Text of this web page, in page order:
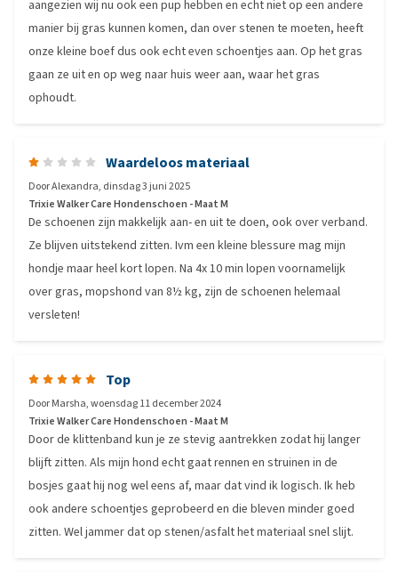
aangezien wij nu ook een pup hebben en echt niet op een andere
manier bij gras kunnen komen, dan over stenen te moeten, heeft
onze kleine boef dus ook echt even schoentjes aan. Op het gras
gaan ze uit en op weg naar huis weer aan, waar het gras
ophoudt.
Waardeloos materiaal
DoorAlexandra, dinsdag 3 juni 2025
Trixie Walker Care Hondenschoen - Maat M
De schoenen zijn makkelijk aan- en uit te doen, ook over verband.
Ze blijven uitstekend zitten. Ivm een kleine blessure mag mijn
hondje maar heel kort lopen. Na 4x 10 min lopen voornamelijk
over gras, mopshond van 8½ kg, zijn de schoenen helemaal
versleten!
Top
DoorMarsha,woensdag 11 december 2024
Trixie Walker Care Hondenschoen - Maat M
Door de klittenband kun je ze stevig aantrekken zodat hij langer
blijft zitten. Als mijn hond echt gaat rennen en struinen in de
bosjes gaat hij nog wel eens af, maar dat vind ik logisch. Ik heb
ook andere schoentjes geprobeerd en die bleven minder goed
zitten. Wel jammer dat op stenen/asfalt het materiaal snel slijt.